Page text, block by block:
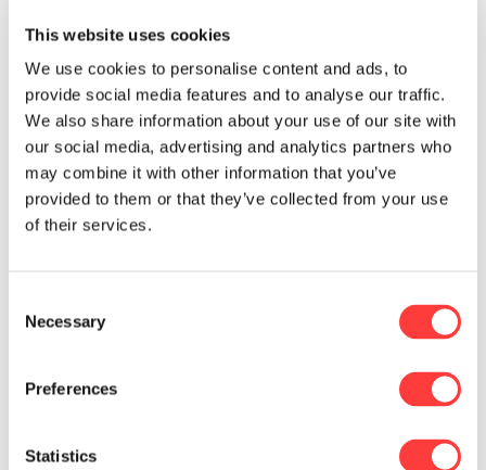
This website uses cookies
We use cookies to personalise content and ads, to
provide social media features and to analyse our traffic.
We also share information about your use of our site with
our social media, advertising and analytics partners who
may combine it with other information that you’ve
provided to them or that they’ve collected from your use
of their services.
Selection
Necessary
Preferences
Statistics
Ja toch? Mooi. Want dan vind je bij ons de
studentenjob van je leven. Trainingen. Masterclasses.
Groeimogelijkheden in België en daarbuiten.
Je bent actief voor A-merken.
Werft abonnees, leden en donateurs met bijzondere
acties.
Vormt een hechte community met je collega’s, die
Dat is niet alleen gezellig, het is ook goud waard in het
vervolg van je carrière, bij ons of ergens anders. Dus:
ben je 18 jaar of ouder en minstens één keer per
week beschikbaar
? Ligt de wereld aan je voeten?